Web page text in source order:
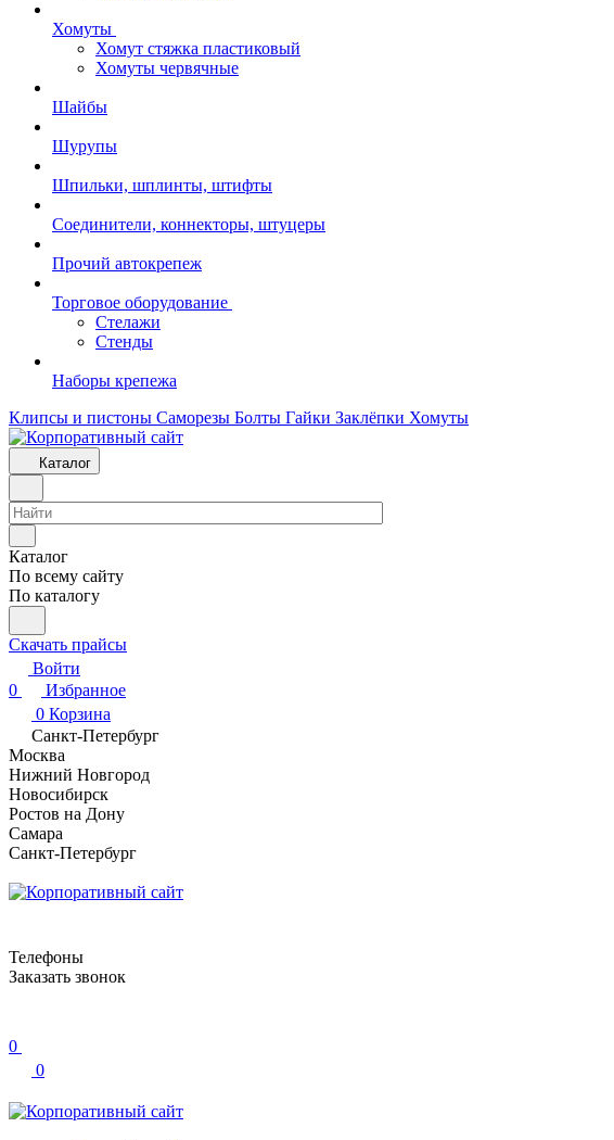
Хомуты
Хомут стяжка пластиковый
Хомуты червячные
Шайбы
Шурупы
Шпильки, шплинты, штифты
Соединители, коннекторы, штуцеры
Прочий автокрепеж
Торговое оборудование
Стелажи
Стенды
Наборы крепежа
Клипсы и пистоны Саморезы Болты Гайки Заклёпки Хомуты
Каталог
Каталог
По всему сайту
По каталогу
Скачать прайсы
Войти
0
Избранное
0 Корзина
Санкт-Петербург
Москва
Нижний Новгород
Новосибирск
Ростов на Дону
Самара
Санкт-Петербург
Телефоны
Заказать звонок
0
0